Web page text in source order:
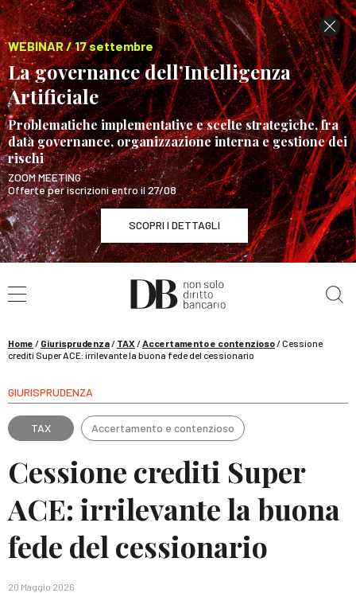
WEBINAR / 17 settembre
La governance dell’Intelligenza
Artificiale
Problematiche implementative e scelte strategiche, fra
data governance, organizzazione interna e gestione dei
rischi
ZOOM MEETING
Offerte per iscrizioni entro il 27/08
SCOPRI I DETTAGLI
WEBINAR / 17 settembre
La governance dell’Intelligenza Artificiale
Home / Giurisprudenza/ TAX /Accertamento e contenzioso/Cessione
crediti Super ACE: irrilevante la buona fede del cessionario
GIURISPRUDENZA
TAX Accertamento e contenzioso
Cessione crediti Super
ACE: irrilevante la buona
fede del cessionario
20 Maggio 2026